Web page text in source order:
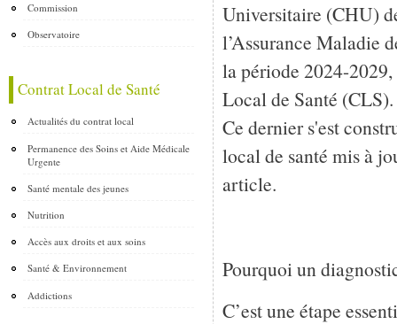
Commission
Observatoire
Contrat Local de Santé
Actualités du contrat local
Permanence des Soins et Aide Médicale
Urgente
Santé mentale des jeunes
Nutrition
Accès aux droits et aux soins
Santé & Environnement
Addictions
Universitaire (CHU)
l’Assurance Maladie
la période 2024-
Local de Santé (CLS).
Ce dernier s'est
local de santé mis à
article.
Pourquoi un
C’est une étape